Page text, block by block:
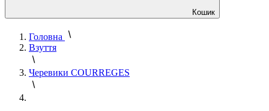
Кошик
Головна
Взуття
Черевики COURREGES